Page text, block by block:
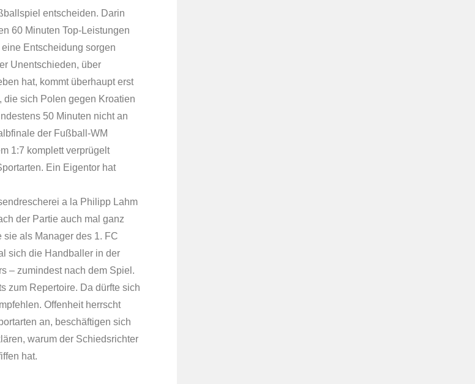
entscheiden. Darin
60 Minuten Top-Leistungen
Entscheidung sorgen
Unentschieden, über
hat, kommt überhaupt erst
sich Polen gegen Kroatien
50 Minuten nicht an
der Fußball-WM
1:7 komplett verprügelt
Ein Eigentor hat
a la Philipp Lahm
der Partie auch mal ganz
sie als Manager des 1. FC
sich die Handballer in der
– zumindest nach dem Spiel.
zum Repertoire. Da dürfte sich
Offenheit herrscht
an, beschäftigen sich
warum der Schiedsrichter
hat.